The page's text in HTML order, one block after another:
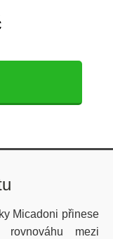
Micadoni přinese
mezi